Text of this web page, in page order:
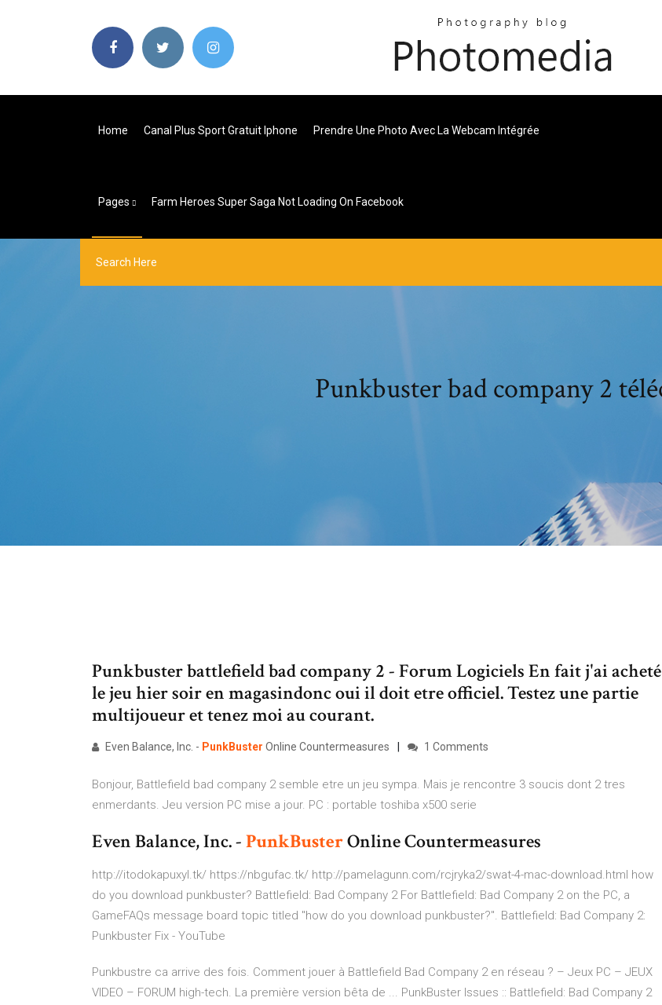
Home Canal Plus Sport Gratuit Iphone Prendre Une Photo Avec La Webcam Intégrée
Pages Farm Heroes Super Saga Not Loading On Facebook
Punkbuster bad company 2
Punkbuster battlefield bad company 2 - Forum Logiciels En fait j'ai acheté
le jeu hier soir en magasindonc oui il doit etre officiel. Testez une partie
multijoueur et tenez moi au courant.
Even Balance, Inc. - PunkBuster Online Countermeasures 1 Comments
Bonjour, Battlefield bad company 2 semble etre un jeu sympa. Mais je rencontre 3 soucis dont 2 tres
enmerdants. Jeu version PC mise a jour. PC : portable toshiba x500 serie
Even Balance, Inc. -PunkBusterOnline Countermeasures
http://itodokapuxyl.tk/ https://nbgufac.tk/ http://pamelagunn.com/rcjryka2/swat-4-mac-download.html how
do you download punkbuster? Battlefield: Bad Company 2 For Battlefield: Bad Company 2 on the PC, a
GameFAQs message board topic titled "how do you download punkbuster?". Battlefield: Bad Company 2:
Punkbuster Fix - YouTube
Punkbustre ca arrive des fois. Comment jouer à Battlefield Bad Company 2 en réseau ? – Jeux PC – JEUX
VIDEO – FORUM high-tech. La première version bêta de ... PunkBuster Issues :: Battlefield: Bad Company 2